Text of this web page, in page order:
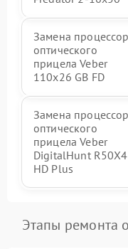
Замена
оптического
прицела Veber
110х26 GB FD
Замена
оптического
прицела Veber
DigitalHunt
HD Plus
Этапы ремонта